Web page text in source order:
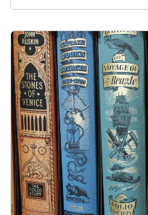
Сведения об
образовательной
организации
ENG SPN CHI
Приемная
комиссия
+7 (831) 262-26-20